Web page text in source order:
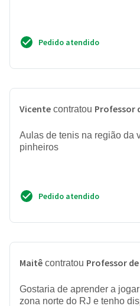
Pedido atendido
Vicente contratou Professor
Aulas de tenis na região da
pinheiros
Pedido atendido
Maitê contratou Professor
Gostaria de aprender a
zona norte do RJ e tenho